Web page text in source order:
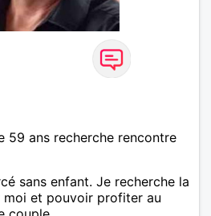
59 ans recherche rencontre
sans enfant. Je recherche la
moi et pouvoir profiter au